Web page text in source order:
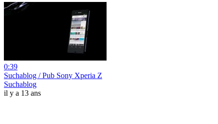
0:39
Suchablog / Pub Sony Xperia Z
Suchablog
il y a 13 ans